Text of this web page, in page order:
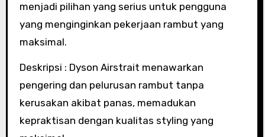
menjadi pilihan yang serius untuk pengguna
yang menginginkan pekerjaan rambut yang
maksimal.
Deskripsi : Dyson Airstrait menawarkan
pengering dan pelurusan rambut tanpa
kerusakan akibat panas, memadukan
kepraktisan dengan kualitas styling yang